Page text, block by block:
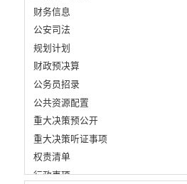
财务信息
公安司法
规划计划
财政预决算
公务员招录
公共资源配置
重大决策预公开
重大决策听证事项
权责清单
行政事项